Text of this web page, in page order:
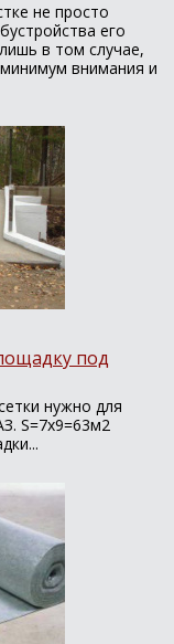
не просто
его
в том случае,
внимания и
под
нужно для
S=7х9=63м2